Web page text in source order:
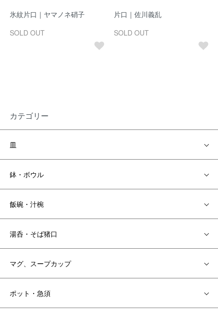
氷紋片口｜ヤマノネ硝子
SOLD OUT
片口｜佐川義乱
SOLD OUT
カテゴリー
皿
鉢・ボウル
飯碗・汁椀
湯呑・そば猪口
マグ、スープカップ
ポット・急須